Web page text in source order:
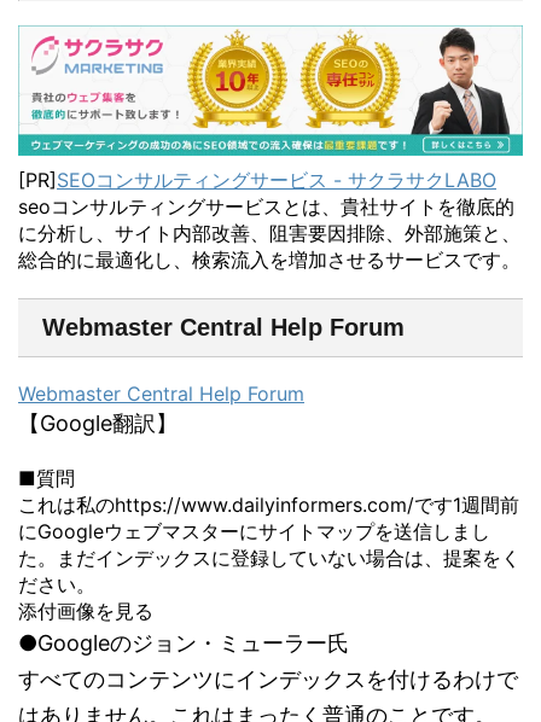
[PR]SEOコンサルティングサービス - サクラサクLABO
seoコンサルティングサービスとは、貴社サイトを徹底的
に分析し、サイト内部改善、阻害要因排除、外部施策と、
総合的に最適化し、検索流入を増加させるサービスです。
Webmaster Central Help Forum
Webmaster Central Help Forum
【Google翻訳】
■質問
これは私のhttps://www.dailyinformers.com/です1週間前
にGoogleウェブマスターにサイトマップを送信しまし
た。まだインデックスに登録していない場合は、提案をく
ださい。
添付画像を見る
●Googleのジョン・ミューラー氏
すべてのコンテンツにインデックスを付けるわけで
はありません。これはまったく普通のことです。